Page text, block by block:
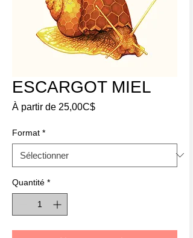
ESCARGOT MIEL
À partir de 25,00C$Prix
Format *
Quantité *